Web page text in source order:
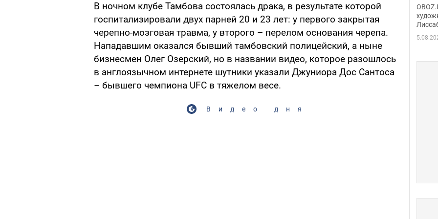
В ночном клубе Тамбова состоялась драка, в результате которой
госпитализировали двух парней 20 и 23 лет: у первого закрытая
черепно-мозговая травма, у второго – перелом основания черепа.
Нападавшим оказался бывший тамбовский полицейский, а ныне
бизнесмен Олег Озерский, но в названии видео, которое разошлось
в англоязычном интернете шутники указали Джуниора Дос Сантоса
– бывшего чемпиона UFC в тяжелом весе.
Видео дня
сына